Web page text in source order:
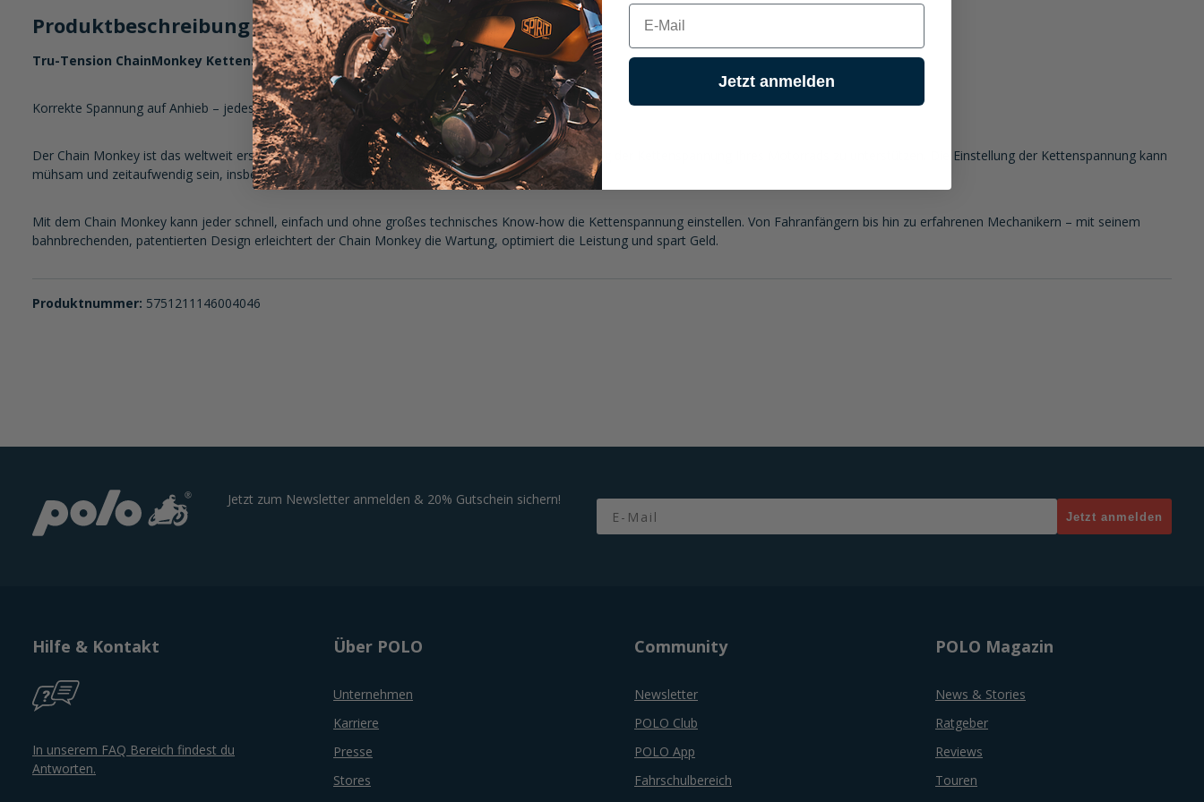
Produktbeschreibung im Detail:
Tru-Tension ChainMonkey Kettenspanner
Korrekte Spannung auf Anhieb – jedes Mal.
Der Chain Monkey ist das weltweit erste Werkzeug, das entwickelt wurde, um Sie bei der Einstellung der Kettenspannung Ihres Motorrads zu unterstützen. Die Einstellung der Kettenspannung kann
mühsam und zeitaufwendig sein, insbesondere bei Motorrädern. Aber das ist jetzt vorbei.
Mit dem Chain Monkey kann jeder schnell, einfach und ohne großes technisches Know-how die Kettenspannung einstellen. Von Fahranfängern bis hin zu erfahrenen Mechanikern – mit seinem
bahnbrechenden, patentierten Design erleichtert der Chain Monkey die Wartung, optimiert die Leistung und spart Geld.
Produktnummer: 5751211146004046
Jetzt zum Newsletter anmelden & 20% Gutschein sichern! Email
Jetzt anmelden
Hilfe & Kontakt
In unserem FAQ Bereich findest du
Antworten.
Über POLO
Unternehmen
Karriere
Presse
Stores
Community
Newsletter
POLO Club
POLO App
Fahrschulbereich
POLO Magazin
News & Stories
Ratgeber
Reviews
Touren
E-mail
Jetzt anmelden